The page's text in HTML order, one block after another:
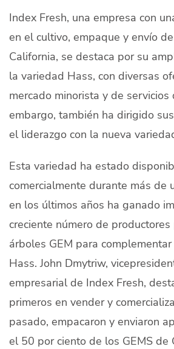
Iniciar Sesión
Quiénes Somos
Productores
Mercados
modo claro
Index Fresh, una empresa con
en el cultivo, empaque y envío
California, se destaca por su
la variedad Hass, con diversas
mercado minorista y de servicios
embargo, también ha dirigido
el liderazgo con la nueva
Esta variedad ha estado
comercialmente durante más de
en los últimos años ha ganado
creciente número de
árboles GEM para
Hass. John Dmytriw,
empresarial de Index Fresh,
primeros en vender y
pasado, empacaron y enviaron
el 50 por ciento de los GEMS de